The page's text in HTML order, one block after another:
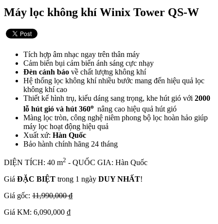
Máy lọc không khí Winix Tower QS-W
Tích hợp âm nhạc ngay trên thân máy
Cảm biến bụi cảm biến ánh sáng cực nhạy
Đèn cảnh báo về chất lượng không khí
Hệ thống lọc không khí nhiều bước mang đến hiệu quả lọc
không khí cao
Thiết kế hình trụ, kiểu dáng sang trọng, khe hút gió với 2000
lỗ hút gió và hút 360o nâng cao hiệu quả hút gió
Màng lọc tròn, công nghệ niêm phong bộ lọc hoàn hảo giúp
máy lọc hoạt động hiệu quả
Xuất xứ: Hàn Quốc
Bảo hành chính hãng 24 tháng
DIỆN TÍCH: 40 m2 - QUỐC GIA: Hàn Quốc
Giá ĐẶC BIỆT trong 1 ngày DUY NHẤT!
Giá gốc: 11,990,000 ₫
Giá KM: 6,090,000 ₫